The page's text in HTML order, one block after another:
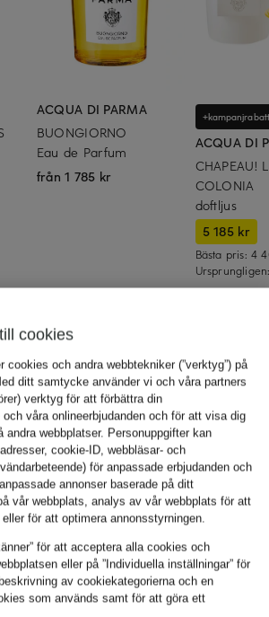
ACQUA DI PARMA
BUONGIORNO
Eau de Parfum
från 1 785 kr
+kampanjrabatt
ACQUA DI
CHAPEAU!
COLONIA
doftljus
5 185 kr
Bästa pris: 4
PRODUKTER
ACQUA DI PARMA
BUONGIORNO REFILL
MANCERA
SEMESTER
cookies
cookies och andra webbtekniker (”verktyg”) på
ditt samtycke använder vi och våra partners
verktyg för att förbättra din
våra onlineerbjudanden och för att visa dig
andra webbplatser. Personuppgifter kan
cookie-ID, webbläsar- och
för anpassade erbjudanden och
annonser baserade på ditt
vår webbplats, analys av vår webbplats för att
för att optimera annonsstyrningen.
för att acceptera alla cookies och
eller på ”Individuella inställningar” för
av cookiekategorierna och en
som används samt för att göra ett